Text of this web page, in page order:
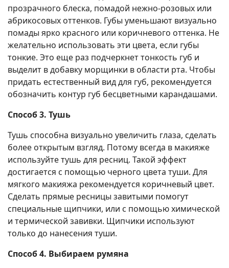
прозрачного блеска, помадой нежно-розовых или
абрикосовых оттенков. Губы уменьшают визуально
помады ярко красного или коричневого оттенка. Не
желательно использовать эти цвета, если губы
тонкие. Это еще раз подчеркнет тонкость губ и
выделит в добавку морщинки в области рта. Чтобы
придать естественный вид для губ, рекомендуется
обозначить контур губ бесцветными карандашами.
Способ 3. Тушь
Тушь способна визуально увеличить глаза, сделать
более открытым взгляд. Потому всегда в макияже
используйте тушь для ресниц. Такой эффект
достигается с помощью черного цвета туши. Для
мягкого макияжа рекомендуется коричневый цвет.
Сделать прямые ресницы завитыми помогут
специальные щипчики, или с помощью химической
и термической завивки. Щипчики используют
только до нанесения туши.
Способ 4. Выбираем румяна